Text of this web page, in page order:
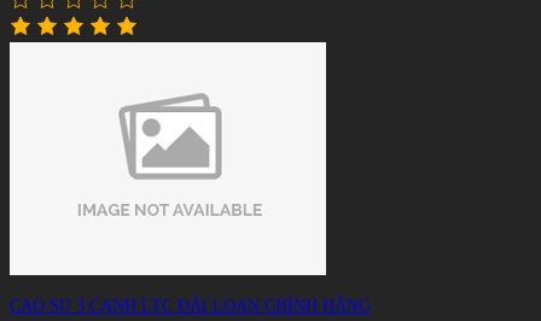
CAO SU 3 CẠNH LTC ĐÀI LOAN CHÍNH HÃNG